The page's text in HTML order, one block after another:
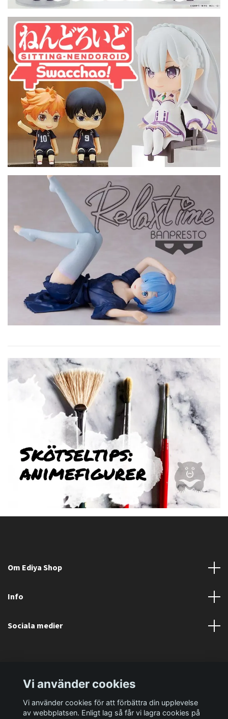
Om Ediya Shop
Info
Sociala medier
Vi använder cookies
Vi använder cookies för att förbättra din upplevelse
av webbplatsen. Enligt lag så får vi lagra cookies på